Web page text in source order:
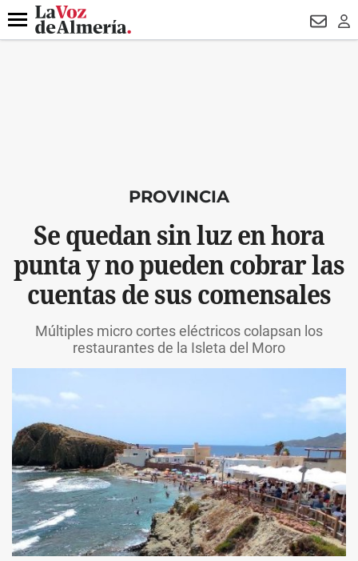
DESTACADO
Menú
PROVINCIA
Se quedan sin luz en hora
punta y no pueden cobrar las
cuentas de sus comensales
Múltiples micro cortes eléctricos colapsan los
restaurantes de la Isleta del Moro